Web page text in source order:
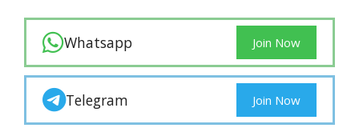
Whatsapp Join Now
Telegram Join Now